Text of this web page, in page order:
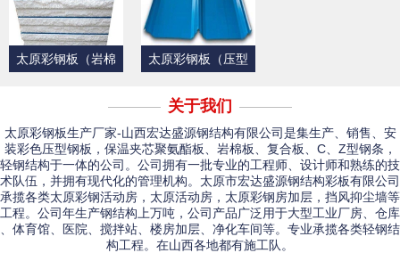
太原彩钢板（岩棉
太原彩钢板（压型
关于我们
太原彩钢板生产厂家-山西宏达盛源钢结构有限公司是集生产、销售、安
装彩色压型钢板，保温夹芯聚氨酯板、岩棉板、复合板、C、Z型钢条，
轻钢结构于一体的公司。公司拥有一批专业的工程师、设计师和熟练的技
术队伍，并拥有现代化的管理机构。太原市宏达盛源钢结构彩板有限公司
承揽各类太原彩钢活动房，太原活动房，太原彩钢房加层，挡风抑尘墙等
工程。公司年生产钢结构上万吨，公司产品广泛用于大型工业厂房、仓库
、体育馆、医院、搅拌站、楼房加层、净化车间等。专业承揽各类轻钢结
构工程。在山西各地都有施工队。